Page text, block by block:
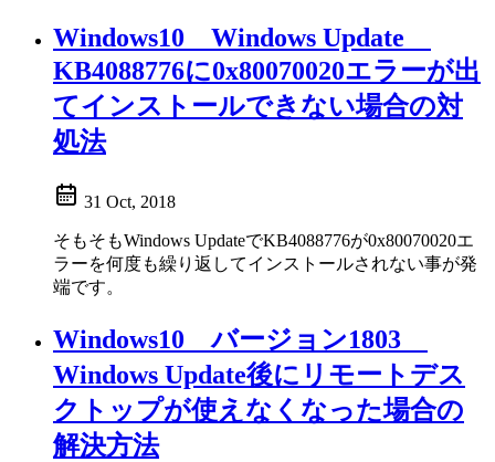
Windows10 Windows Update
KB4088776に0x80070020エラーが出
てインストールできない場合の対
処法
31 Oct, 2018
そもそもWindows UpdateでKB4088776が0x80070020エ
ラーを何度も繰り返してインストールされない事が発
端です。
Windows10 バージョン1803
Windows Update後にリモートデス
クトップが使えなくなった場合の
解決方法